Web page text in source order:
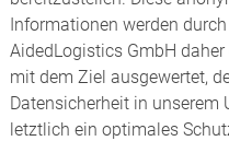
Informationen werden
AidedLogistics GmbH
mit dem Ziel ausgewertet,
Datensicherheit in unserem
letztlich ein optimales